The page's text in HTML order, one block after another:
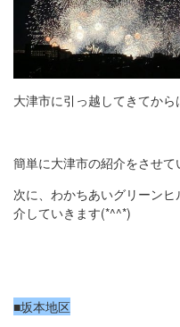
大津市に引っ越してきてか
簡単に大津市の紹介をさせて
次に、わかちあいグリーン
介していきます(*^^*)
■坂本地区